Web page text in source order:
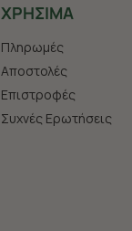
ΧΡHΣΙΜΑ
Πληρωμές
Αποστολές
Επιστροφές
Συχνές Ερωτήσεις